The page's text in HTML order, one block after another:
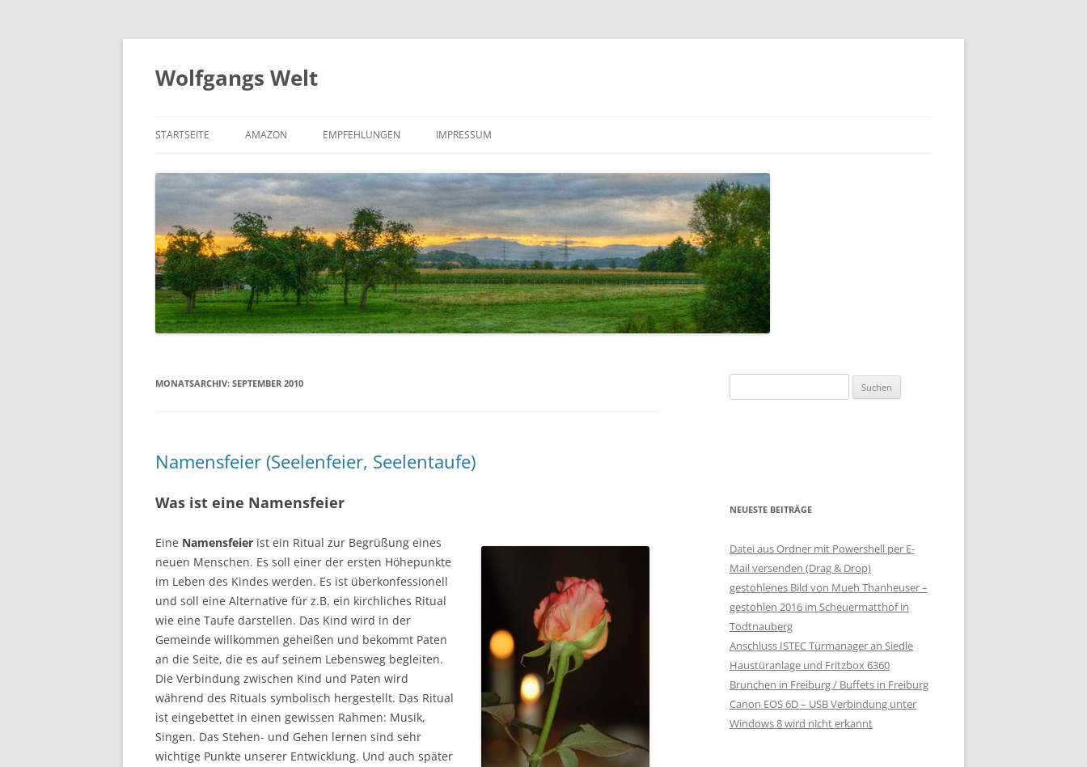
Zum
springen
Wolfgangs Welt
STARTSEITE AMAZON EMPFEHLUNGEN IMPRESSUM
MONATSARCHIV: SEPTEMBER 2010
Namensfeier (Seelenfeier, Seelentaufe)
Was ist eine Namensfeier
Eine Namensfeier ist ein Ritual zur Begrüßung eines
neuen Menschen. Es soll einer der ersten Höhepunkte
im Leben des Kindes werden. Es ist überkonfessionell
und soll eine Alternative für z.B. ein kirchliches Ritual
wie eine Taufe darstellen. Das Kind wird in der
Gemeinde willkommen geheißen und bekommt Paten
an die Seite, die es auf seinem Lebensweg begleiten.
Die Verbindung zwischen Kind und Paten wird
während des Rituals symbolisch hergestellt. Das Ritual
ist eingebettet in einen gewissen Rahmen: Musik,
Singen. Das Stehen- und Gehen lernen sind sehr
wichtige Punkte unserer Entwicklung. Und auch später
nach:
NEUESTE BEITRÄGE
Datei aus Ordner mit Powershell per E-
Mail versenden (Drag & Drop)
gestohlenes Bild von Mueh Thanheuser –
gestohlen 2016 im Scheuermatthof in
Todtnauberg
Anschluss ISTEC Türmanager an Siedle
Haustüranlage und Fritzbox 6360
Brunchen in Freiburg / Buffets in Freiburg
Canon EOS 6D – USB Verbindung unter
Windows 8 wird nicht erkannt